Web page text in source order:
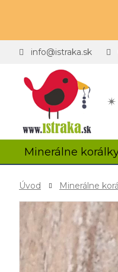
✴
info@istraka.sk
Minerálne
Úvod Minerálne